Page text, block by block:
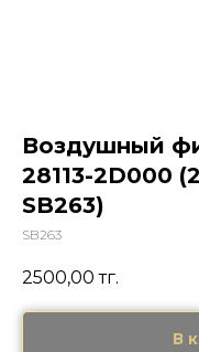
Воздушный
28113-2D000
SB263)
SB263
2500,00 тг.
В